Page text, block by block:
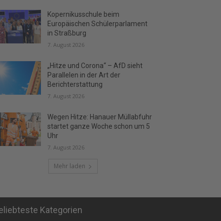
Kopernikusschule beim
Europäischen Schülerparlament
in Straßburg
7. August 2026
„Hitze und Corona“ – AfD sieht
Parallelen in der Art der
Berichterstattung
7. August 2026
Wegen Hitze: Hanauer Müllabfuhr
startet ganze Woche schon um 5
Uhr
7. August 2026
Mehr laden
Kategorien